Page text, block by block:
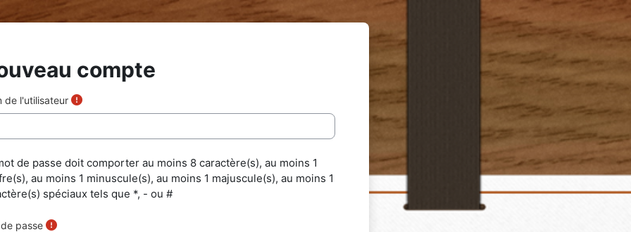
compte
de l'utilisateur
de passe doit comporter au moins 8 caractère(s), au moins 1
au moins 1 minuscule(s), au moins 1 majuscule(s), au moins 1
spéciaux tels que *, - ou #
passe